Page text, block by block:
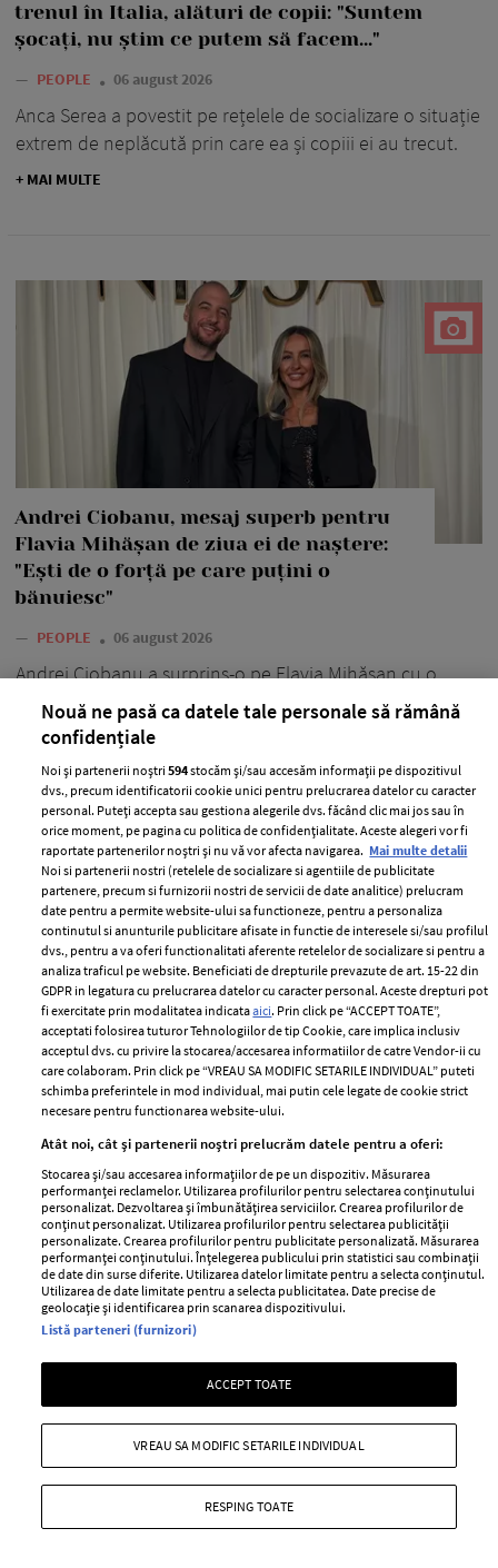
trenul în Italia, alături de copii: "Suntem
șocați, nu știm ce putem să facem..."
— PEOPLE 06 august 2026
Anca Serea a povestit pe rețelele de socializare o situație
extrem de neplăcută prin care ea și copiii ei au trecut.
+ MAI MULTE
Andrei Ciobanu, mesaj superb pentru
Flavia Mihășan de ziua ei de naștere:
"Ești de o forță pe care puțini o
bănuiesc"
— PEOPLE 06 august 2026
Andrei Ciobanu a surprins-o pe Flavia Mihășan cu o
declarație de ziua ei de naștere.
+ MAI MULTE
MAI MULTE ARTICOLE
ABONEAZĂ-TE LA NEWSLETTER
Urmareste-ne pe:
Cele mai citite
7 uleiuri care stimulează creșterea rapidă a
părului
Nouă ne pasă ca datele tale personale să rămână
confidențiale
Noi și partenerii noștri594stocăm și/sau accesăm informații pe dispozitivul
dvs., precum identificatorii cookie unici pentru prelucrarea datelor cu caracter
personal. Puteți accepta sau gestiona alegerile dvs. făcând clic mai jos sau în
orice moment, pe pagina cu politica de confidențialitate. Aceste alegeri vor fi
raportate partenerilor noștri și nu vă vor afecta navigarea. Mai multe detalii
Noi si partenerii nostri (retelele de socializare si agentiile de publicitate
partenere, precum si furnizorii nostri de servicii de date analitice) prelucram
date pentru a permite website-ului sa functioneze, pentru a personaliza
continutul si anunturile publicitare afisate in functie de interesele si/sau profilul
dvs., pentru a va oferi functionalitati aferente retelelor de socializare si pentru a
analiza traficul pe website. Beneficiati de drepturile prevazute de art. 15-22 din
GDPR in legatura cu prelucrarea datelor cu caracter personal. Aceste drepturi pot
fi exercitate prin modalitatea indicataaici. Prin click pe “ACCEPT TOATE”,
acceptati folosirea tuturor Tehnologiilor de tip Cookie, care implica inclusiv
acceptul dvs. cu privire la stocarea/accesarea informatiilor de catre Vendor-ii cu
care colaboram. Prin click pe “VREAU SA MODIFIC SETARILE INDIVIDUAL” puteti
schimba preferintele in mod individual, mai putin cele legate de cookie strict
necesare pentru functionarea website-ului.
Atât noi, cât și partenerii noștri prelucrăm datele pentru a oferi:
Stocarea și/sau accesarea informațiilor de pe un dispozitiv. Măsurarea
performanței reclamelor. Utilizarea profilurilor pentru selectarea conținutului
personalizat. Dezvoltarea și îmbunătățirea serviciilor. Crearea profilurilor de
conținut personalizat. Utilizarea profilurilor pentru selectarea publicității
personalizate. Crearea profilurilor pentru publicitate personalizată. Măsurarea
performanței conținutului. Înțelegerea publicului prin statistici sau combinații
de date din surse diferite. Utilizarea datelor limitate pentru a selecta conținutul.
Utilizarea de date limitate pentru a selecta publicitatea. Date precise de
geolocație și identificarea prin scanarea dispozitivului.
Listă parteneri (furnizori)
ACCEPT TOATE
RESPING TOATE
VREAU SA MODIFIC SETARILE INDIVIDUAL